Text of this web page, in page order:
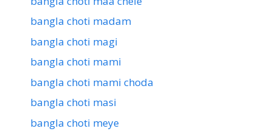
bangla choti madam
bangla choti magi
bangla choti mami
bangla choti mami choda
bangla choti masi
bangla choti meye